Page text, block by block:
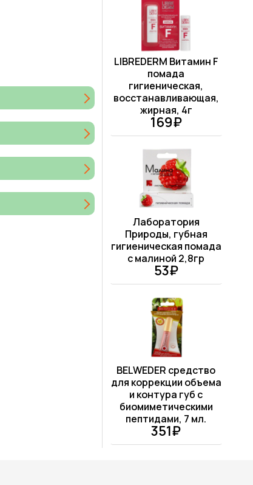
LIBREDERM Витамин F
помада
гигиеническая,
восстанавливающая,
жирная, 4г
169₽
Лаборатория
Природы, губная
гигиеническая помада
с малиной 2,8гр
53₽
BELWEDER средство
для коррекции объема
и контура губ с
биомиметическими
пептидами, 7 мл.
351₽